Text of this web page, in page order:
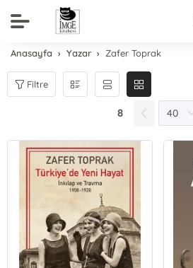
Anasayfa Yazar Zafer Toprak
Filtre
8